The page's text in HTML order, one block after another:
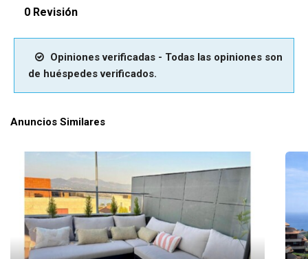
0 Revisión
Opiniones verificadas - Todas las opiniones son
de huéspedes verificados.
Anuncios Similares